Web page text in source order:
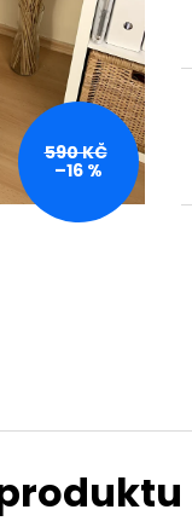
590 KČ
–16 %